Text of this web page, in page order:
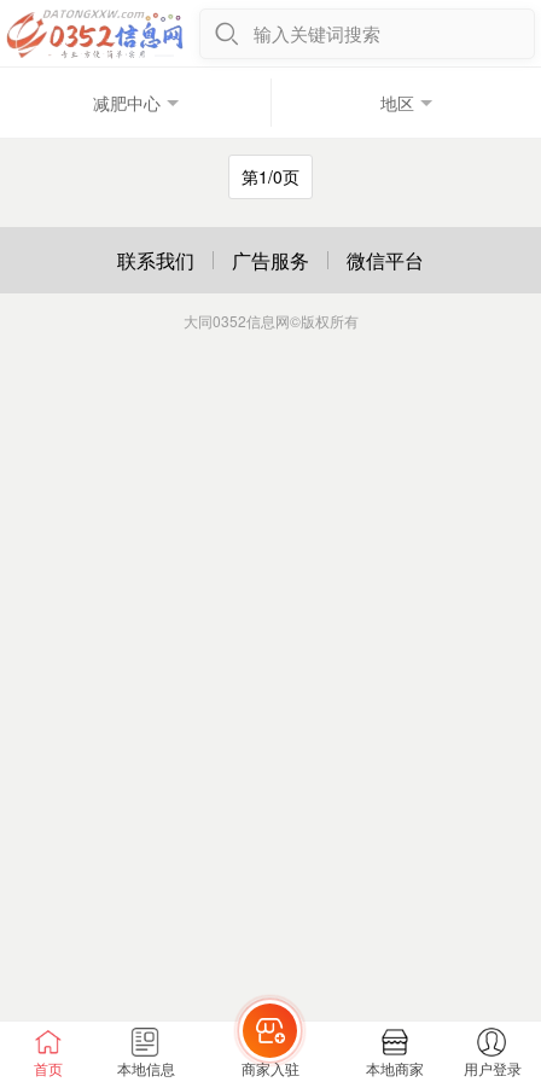
输入关键词搜索
减肥中心 地区
第1/0页
首页 本地信息 商家入驻 本地商家 用户登录
联系我们 广告服务 微信平台
大同0352信息网©版权所有